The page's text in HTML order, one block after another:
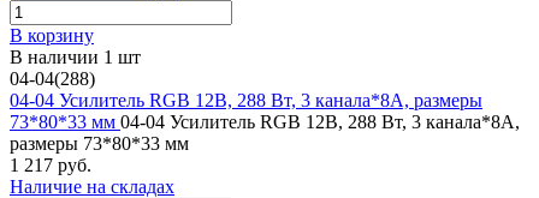
В корзину
В наличии 1 шт
04-04(288)
04-04 Усилитель RGB 12В, 288 Вт, 3 канала*8А, размеры
73*80*33 мм 04-04 Усилитель RGB 12В, 288 Вт, 3 канала*8А,
размеры 73*80*33 мм
1 217 руб.
Наличие на складах